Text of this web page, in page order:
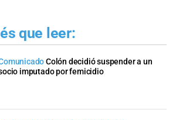
que leer:
Colón decidió suspender a un
imputado por femicidio